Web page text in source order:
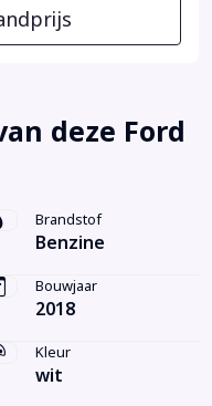
deze Ford
Brandstof
Benzine
Bouwjaar
2018
Kleur
wit